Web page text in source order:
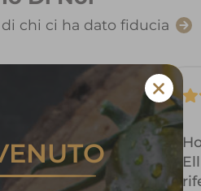
chi ci ha dato fiducia
M.Pia M.pia
..frutta e verdura